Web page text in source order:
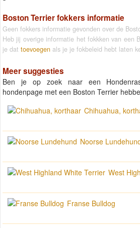
Boston Terrier fokkers informatie
Geen fokkers informatie gevonden over de
Heb jij overige informatie het fokkken van een
je dat toevoegen als je je fokbeleid hebt laten
Meer suggesties
Ben je op zoek naar een
hondenpage met een Boston Terrier
Chihuahua,
Noorse
West
Franse Bulldog